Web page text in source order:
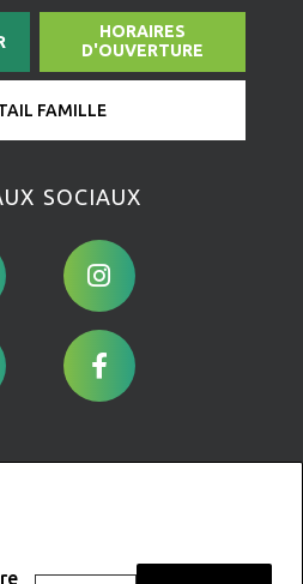
HORAIRES
D'OUVERTURE
FAMILLE
sociaux